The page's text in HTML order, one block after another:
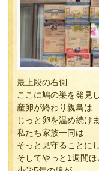
最上段の右側
ここに鳩の巣を発見
産卵が終わり親鳥は
じっと卵を温め続け
私たち家族一同は
そっと見守ることに
そしてやっと1週間